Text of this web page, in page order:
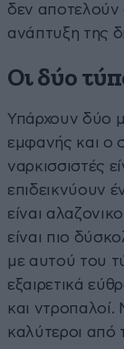
δεν αποτελούν
ανάπτυξη της
Οι δύο
Υπάρχουν δύο
εμφανής και ο
ναρκισσιστές
επιδεικνύουν
είναι
είναι πιο
με αυτού του
εξαιρετικά
και ντροπαλοί.
καλύτεροι από